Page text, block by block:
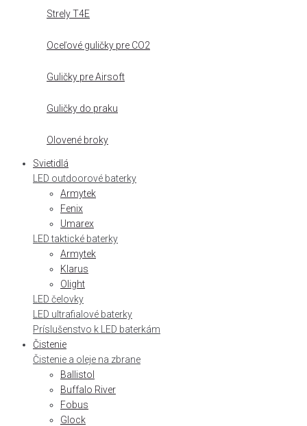
Strely T4E
Oceľové guličky pre CO2
Guličky pre Airsoft
Guličky do praku
Olovené broky
Svietidlá
LED outdoorové baterky
Armytek
Fenix
Umarex
LED taktické baterky
Armytek
Klarus
Olight
LED čelovky
LED ultrafialové baterky
Príslušenstvo k LED baterkám
Čistenie
Čistenie a oleje na zbrane
Ballistol
Buffalo River
Fobus
Glock